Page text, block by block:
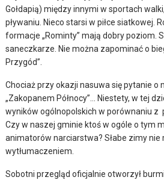
Gołdapią) między innymi w sportach
pływaniu. Nieco starsi w piłce siatkowej.
formacje „Rominty” mają dobry poziom.
saneczkarze. Nie można zapominać o
Przygód”.
Chociaż przy okazji nasuwa się pytanie o
„Zakopanem Północy”… Niestety, w tej
wyników ogólnopolskich w porównaniu z
Czy w naszej gminie ktoś w ogóle o tym
animatorów narciarstwa? Słabe zimy nie
wytłumaczeniem.
Sobotni przegląd oficjalnie otworzył